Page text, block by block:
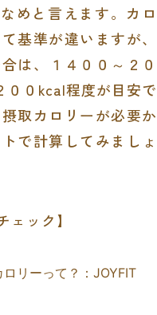
めと言えます。カロ
基準が違いますが、
は、１４００～２０
０kcal程度が目安で
取カロリーが必要か
で計算してみましょ
ェック】
リーって？：JOYFIT